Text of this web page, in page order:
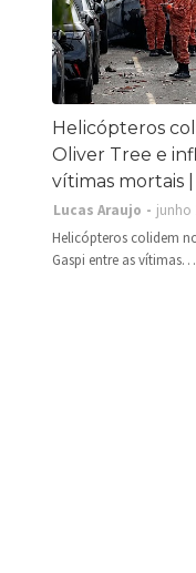
Helicópteros
Oliver Tree e
vítimas mortais
Lucas Araujo
junho
Helicópteros colidem
Gaspi entre as vítimas…